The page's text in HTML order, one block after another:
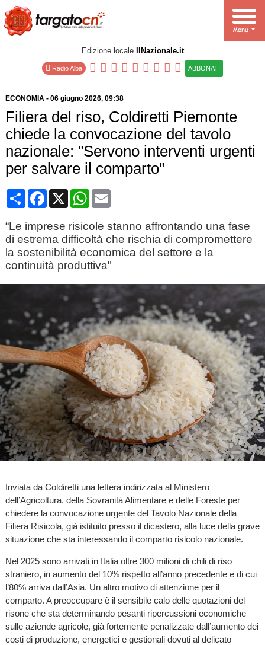
Edizione locale IlNazionale.it
Radio Alba ABBONATI
ECONOMIA- 06 giugno 2026, 09:38
Filiera del riso, Coldiretti Piemonte
chiede la convocazione del tavolo
nazionale: "Servono interventi urgenti
per salvare il comparto"
CondividiFacebook
X WhatsApp
Email
“Le imprese risicole stanno affrontando una fase
di estrema difficoltà che rischia di compromettere
la sostenibilità economica del settore e la
continuità produttiva"
Inviata da Coldiretti una lettera indirizzata al Ministero
dell’Agricoltura, della Sovranità Alimentare e delle Foreste per
chiedere la convocazione urgente del Tavolo Nazionale della
Filiera Risicola, già istituito presso il dicastero, alla luce della grave
situazione che sta interessando il comparto risicolo nazionale.
Nel 2025 sono arrivati in Italia oltre 300 milioni di chili di riso
straniero, in aumento del 10% rispetto all’anno precedente e di cui
l’80% arriva dall’Asia. Un altro motivo di attenzione per il
comparto. A preoccupare è il sensibile calo delle quotazioni del
risone che sta determinando pesanti ripercussioni economiche
sulle aziende agricole, già fortemente penalizzate dall’aumento dei
costi di produzione, energetici e gestionali dovuti al delicato